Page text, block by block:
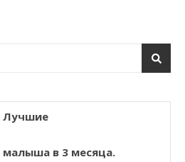
Лучшие
малыша в 3 месяца.